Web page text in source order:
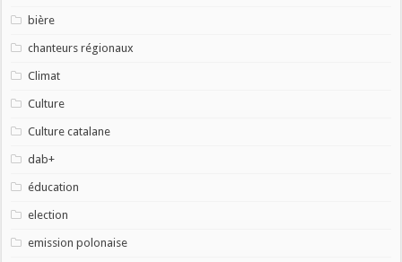
bière
chanteurs régionaux
Climat
Culture
Culture catalane
dab+
éducation
election
emission polonaise